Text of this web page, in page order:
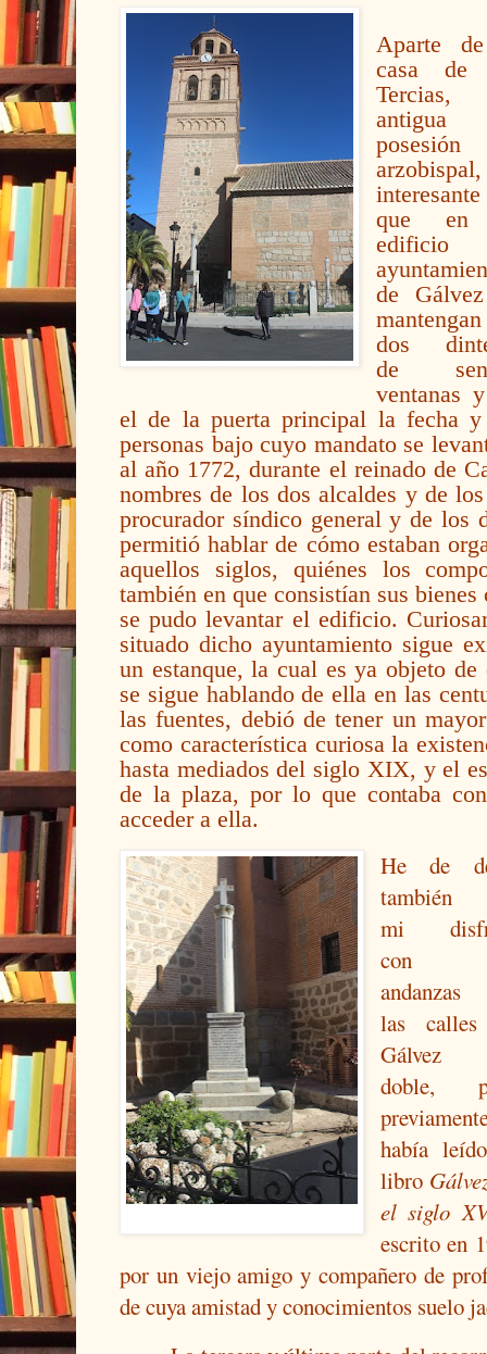
Aparte
casa de
Tercias,
antigua
posesión
interesante
que
edificio
de
dos
de
ventanas
el de la puerta principal la fecha
personas bajo cuyo mandato se
al año 1772, durante el reinado de
nombres de los dos alcaldes y de
procurador síndico general y de los
permitió hablar de cómo estaban
aquellos siglos, quiénes los
también en que consistían sus
se pudo levantar el edificio.
situado dicho ayuntamiento sigue
un estanque, la cual es ya objeto
se sigue hablando de ella en las
las fuentes, debió de tener un
como característica curiosa la
hasta mediados del siglo XIX, y el
de la plaza, por lo que contaba
acceder a ella.
He de
también
mi
con
andanzas
las
Gálvez
doble,
había
libro
el siglo
escrito en
por un viejo amigo y compañero de
de cuya amistad y conocimientos suelo